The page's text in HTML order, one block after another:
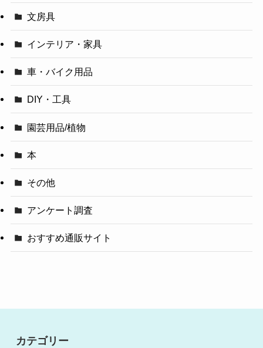
文房具
インテリア・家具
車・バイク用品
DIY・工具
園芸用品/植物
本
その他
アンケート調査
おすすめ通販サイト
カテゴリー